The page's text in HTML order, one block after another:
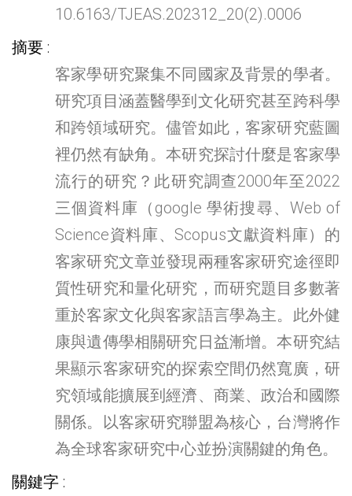
10.6163/TJEAS.202312_20(2).0006
摘要
客家學研究聚集不同國家及背景的學者。
研究項目涵蓋醫學到文化研究甚至跨科學
和跨領域研究。儘管如此，客家研究藍圖
裡仍然有缺角。本研究探討什麼是客家學
流行的研究？此研究調查2000年至2022
三個資料庫（google 學術搜尋、Web of
Science資料庫、Scopus文獻資料庫）的
客家研究文章並發現兩種客家研究途徑即
質性研究和量化研究，而研究題目多數著
重於客家文化與客家語言學為主。此外健
康與遺傳學相關研究日益漸增。本研究結
果顯示客家研究的探索空間仍然寬廣，研
究領域能擴展到經濟、商業、政治和國際
關係。以客家研究聯盟為核心，台灣將作
為全球客家研究中心並扮演關鍵的角色。
關鍵字